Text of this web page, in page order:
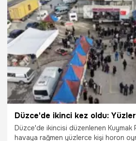
20.12.2025 Gündem
Düzce'de ikincisi düzenlenen
havaya rağmen yüzlerce kişi horon